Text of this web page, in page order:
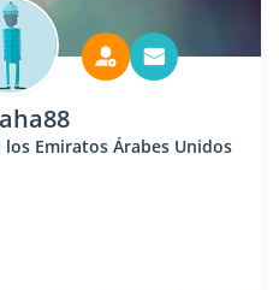
Emiratos Árabes Unidos